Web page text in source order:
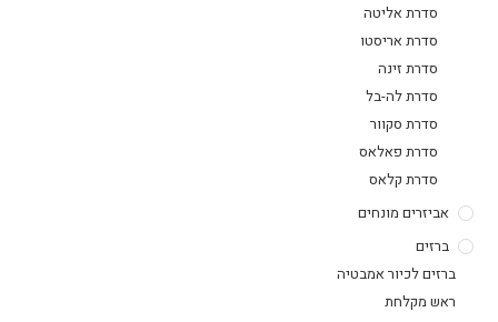
סדרת אליטה
סדרת אריסטו
סדרת זינה
סדרת לה-בל
סדרת סקוור
סדרת פאלאס
סדרת קלאס
אביזרים מונחים
ברזים
ברזים לכיור אמבטיה
ראש מקלחת